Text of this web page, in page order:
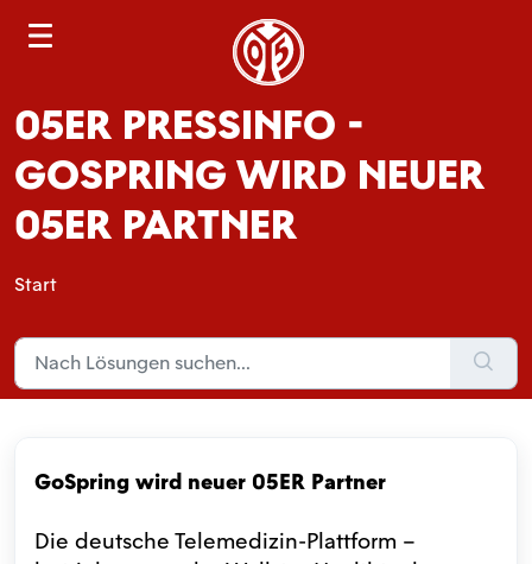
05ER PRESSINFO -
GOSPRING WIRD NEUER
05ER PARTNER
Start
GoSpring wird neuer 05ER Partner
Die deutsche Telemedizin-Plattform –